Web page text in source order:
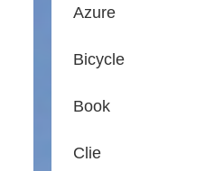
Azure
Bicycle
Book
Clie